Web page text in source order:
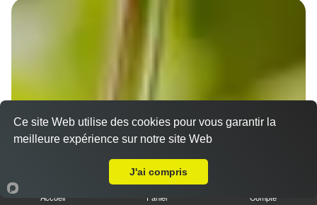
Accueil Panier Compte
Ce site Web utilise des cookies pour vous garantir la
meilleure expérience sur notre site Web
J'ai compris